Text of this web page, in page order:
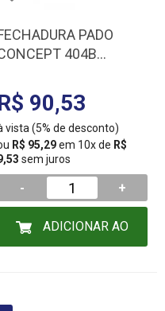
PADO
404B
90,53
vista (5% de desconto)
R$ 95,29em 10x de R$
sem juros
- +